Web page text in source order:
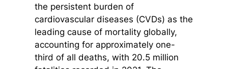
the persistent burden of
cardiovascular diseases (CVDs) as the
leading cause of mortality globally,
accounting for approximately one-
third of all deaths, with 20.5 million